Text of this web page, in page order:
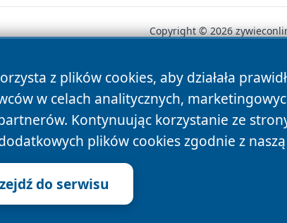
z plików cookies, aby działała
w celach analitycznych,
Kontynuując korzystanie ze
plików cookies zgodnie z naszą
do serwisu
Copyright © 2026
News Autorzy